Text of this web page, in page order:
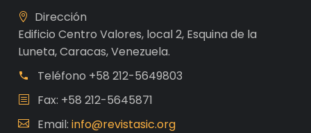
Dirección
Edificio Centro Valores, local 2, Esquina de la
Luneta, Caracas, Venezuela.
Teléfono +58 212-5649803
Fax: +58 212-5645871
Email: info@revistasic.org